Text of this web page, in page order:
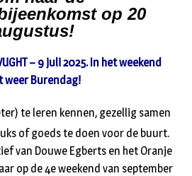
op 20
– 9 juli 2025. In het weekend
weer Burendag!
te leren kennen, gezellig samen
of goeds te doen voor de buurt.
van Douwe Egberts en het Oranje
op de 4e weekend van september